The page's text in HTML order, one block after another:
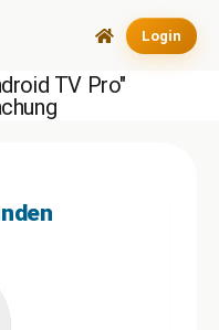
Login
TV Pro"